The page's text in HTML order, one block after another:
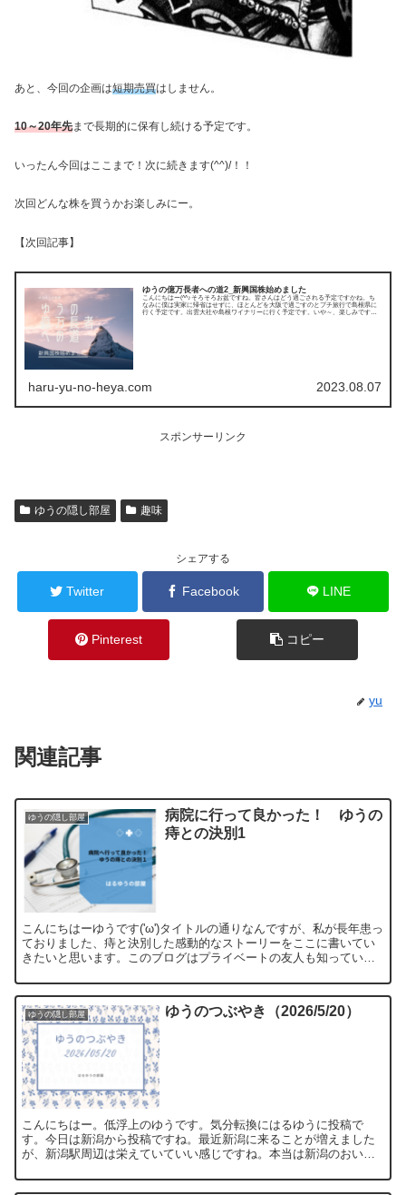
あと、今回の企画は短期売買はしません。
10～20年先まで長期的に保有し続ける予定です。
いったん今回はここまで！次に続きます(^^)/！！
次回どんな株を買うかお楽しみにー。
【次回記事】
ゆうの億万長者への道2_新興国株始めました
こんにちはー(^^♪そろそろお盆ですね。皆さんはどう過ごされる予定ですかね。ち
なみに僕は実家に帰省はせずに、ほとんどを大阪で過ごすのとプチ旅行で島根県に
行く予定です。出雲大社や島根ワイナリーに行く予定です。いや～、楽しみです。
haru-yu-no-heya.com 2023.08.07
スポンサーリンク
ゆうの隠し部屋 趣味
シェアする
Twitter Facebook LINE
Pinterest コピー
yu
関連記事
ゆうの隠し部屋
病院に行って良かった！ ゆうの
痔との決別1
こんにちはーゆうです('ω')タイトルの通りなんですが、私が長年患っ
ておりました、痔と決別した感動的なストーリーをここに書いてい
きたいと思います。このブログはプライベートの友人も知っている
ゆうの隠し部屋 ゆうのつぶやき（2026/5/20）
こんにちはー。低浮上のゆうです。気分転換にはるゆうに投稿で
す。今日は新潟から投稿ですね。最近新潟に来ることが増えました
が、新潟駅周辺は栄えていていい感じですね。本当は新潟のおいし
い...